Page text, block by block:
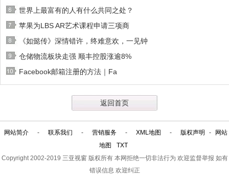
世界上最富有的人有什么共同之处？
苹果为LBS AR艺术课程申请三项商
《如懿传》深情错许，终难意欢，一见钟
仓储物流板块走强 顺丰控股涨逾8%
Facebook邮箱注册的方法｜Fa
返回首页
网站简介 - 联系我们 - 营销服务 - XML地图 - 版权声明 -
网站
地图
TXT
Copyright 2002-2019 三亚视窗版权所有 本网拒绝一切非法行为 欢迎监督举报 如有
错误信息 欢迎纠正